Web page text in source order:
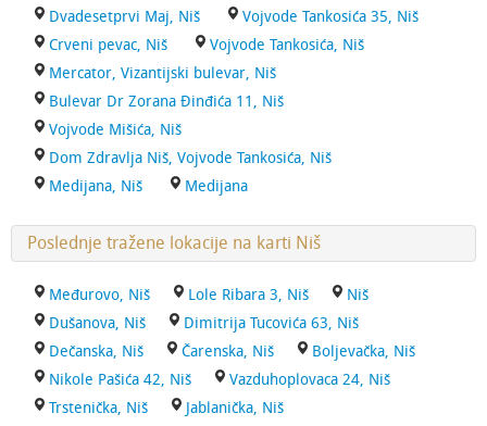
Dvadesetprvi Maj, Niš
Vojvode Tankosića 35, Niš
Crveni pevac, Niš
Vojvode Tankosića, Niš
Mercator, Vizantijski bulevar, Niš
Bulevar Dr Zorana Đinđića 11, Niš
Vojvode Mišića, Niš
Dom Zdravlja Niš, Vojvode Tankosića, Niš
Medijana, Niš
Medijana
Poslednje tražene lokacije na karti Niš
Međurovo, Niš Lole Ribara 3, Niš
Niš
Dušanova, Niš
Dimitrija Tucovića 63, Niš
Dečanska, Niš
Čarenska, Niš
Boljevačka, Niš
Nikole Pašića 42, Niš
Vazduhoplovaca 24, Niš
Trstenička, Niš
Jablanička, Niš